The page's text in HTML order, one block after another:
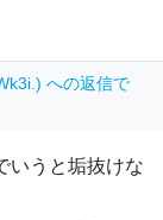
への返信で
いうと垢抜けな